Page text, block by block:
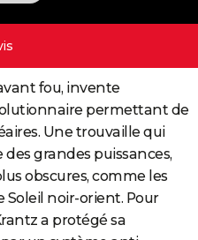
fou, invente
permettant de
Une trouvaille qui
grandes puissances,
obscures, comme les
Soleil noir-orient. Pour
a protégé sa